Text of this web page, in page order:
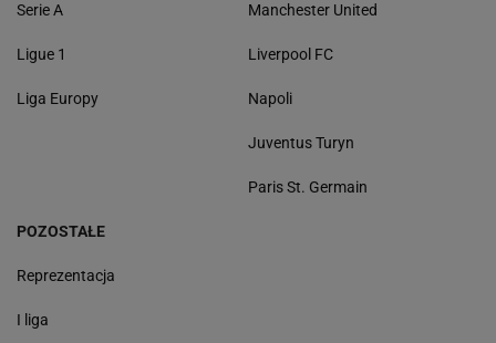
Serie A
Ligue 1
Liga Europy
Manchester United
Liverpool FC
Napoli
Juventus Turyn
Paris St. Germain
POZOSTAŁE
Reprezentacja
I liga